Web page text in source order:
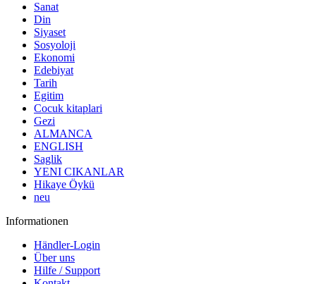
Sanat
Din
Siyaset
Sosyoloji
Ekonomi
Edebiyat
Tarih
Egitim
Cocuk kitaplari
Gezi
ALMANCA
ENGLISH
Saglik
YENI CIKANLAR
Hikaye Öykü
neu
Informationen
Händler-Login
Über uns
Hilfe / Support